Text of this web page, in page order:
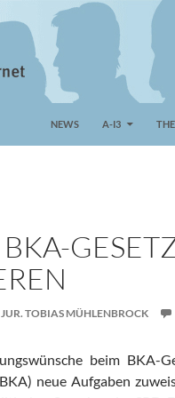
NEWS A-I3
JUR. TOBIAS MÜHLENBROCK
beim BKA-
neue Aufgaben